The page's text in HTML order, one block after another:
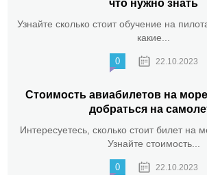
что нужно знать
Узнайте сколько стоит обучение на
какие...
0 22.10.2023
Стоимость авиабилетов на
добраться на
Интересуетесь, сколько стоит билет на
Узнайте стоимость...
0 22.10.2023